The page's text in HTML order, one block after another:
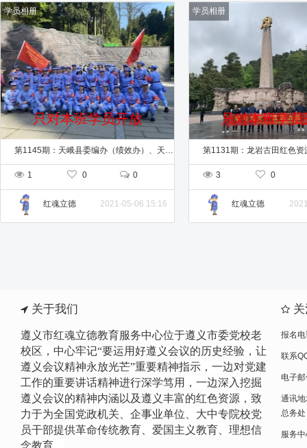
只对本班学员开放
学员相册
1 0 0
红魂立德 2021-05-06 15:16
只对本班学员
学员相册
3 0
红魂立德
关于我们
遵义市红魂立德教育服务中心位于遵义市委党校老
校区，中心牢记“要运用好遵义会议的历史经验，让
遵义会议精神永放光芒”重要精神指示，一边对党建
工作的重要讲话精神进行深学笃用，一边深入挖掘
遵义会议的精神内涵以及遵义丰富的红色资源，致
力于为全国党政机关、企事业单位、大中专院校党
员干部提供革命传统教育、爱国主义教育、理想信
报名
联系
电子
通讯
总务
服务